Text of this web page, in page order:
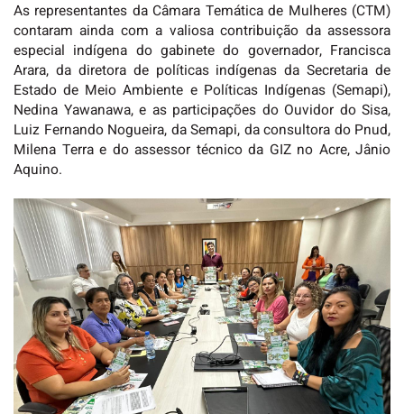
As representantes da Câmara Temática de Mulheres (CTM)
contaram ainda com a valiosa contribuição da assessora
especial indígena do gabinete do governador, Francisca
Arara, da diretora de políticas indígenas da Secretaria de
Estado de Meio Ambiente e Políticas Indígenas (Semapi),
Nedina Yawanawa, e as participações do Ouvidor do Sisa,
Luiz Fernando Nogueira, da Semapi, da consultora do Pnud,
Milena Terra e do assessor técnico da GIZ no Acre, Jânio
Aquino.